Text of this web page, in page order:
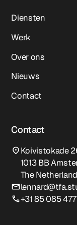
Diensten
Werk
Over ons
Nieuws
Contact
Contact
Koivistokade
1013 BB
The
+31 85 085